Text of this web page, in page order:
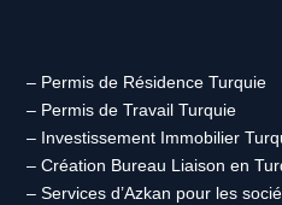
– Permis de Résidence Turquie
– Permis de Travail Turquie
– Investissement Immobilier
– Création Bureau Liaison en
– Services d’Azkan pour les